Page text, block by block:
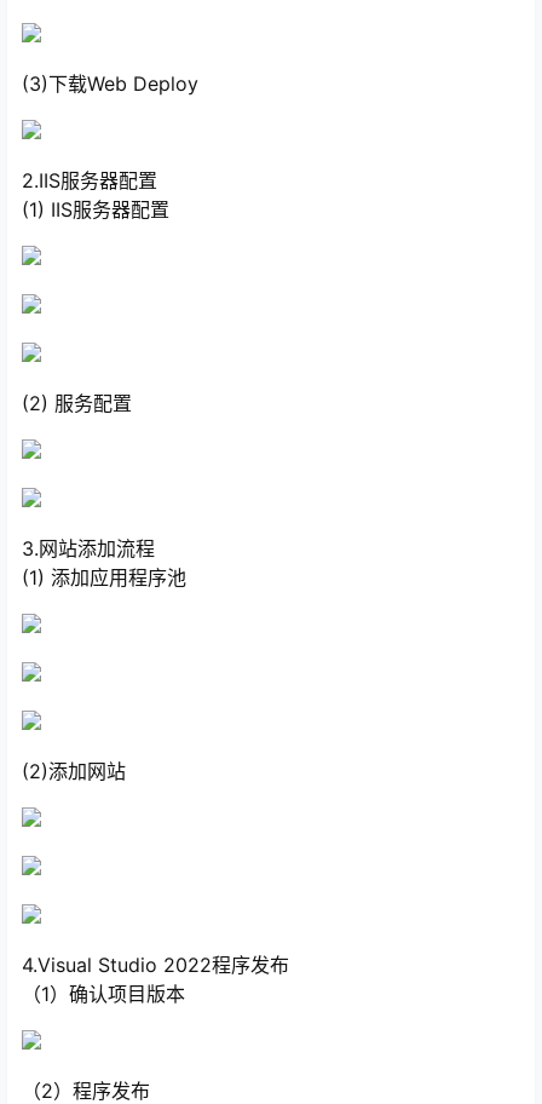
(3)下载Web Deploy
2.IIS服务器配置
(1) IIS服务器配置
(2) 服务配置
3.网站添加流程
(1) 添加应用程序池
(2)添加网站
4.Visual Studio 2022程序发布
（1）确认项目版本
（2）程序发布